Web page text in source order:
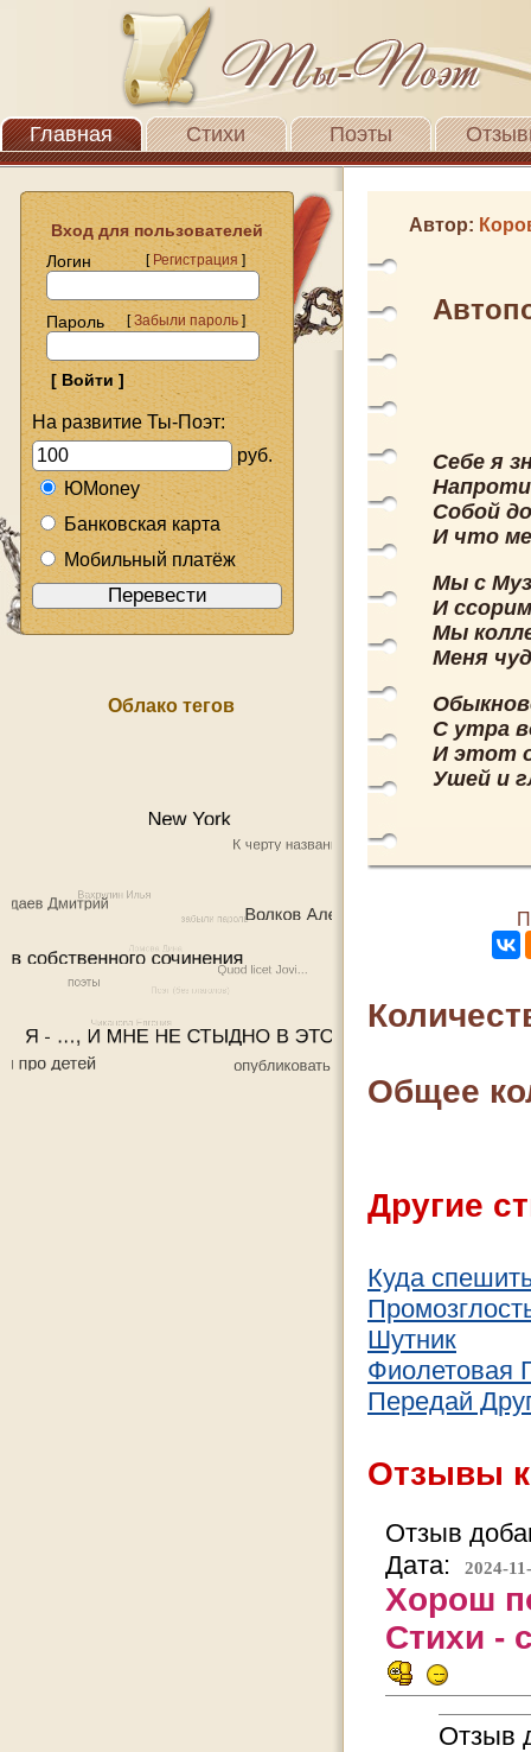
Главная Стихи Поэты
Вход для пользователей
Логин
[Регистрация]
Пароль [Забыли пароль]
На развитие Ты-Поэт:
руб.
ЮMoney
Банковская карта
Мобильный платёж
Облако тегов
Автор:
Себе я
Собой
И что
Мы с
И
Мы
Меня
С утра
И этот
Ушей и
Общее
Другие
Куда
Шутник
Фиолетовая
Передай
Отзывы
Отзыв
Дата:
2024-
Хорош
Стихи -
Отзыв